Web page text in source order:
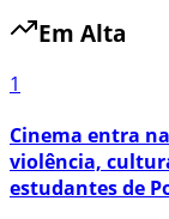
Em Alta
1
Cinema entra
violência,
estudantes de